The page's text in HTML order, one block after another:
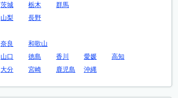
茨城 栃木
群馬
山梨
長野
奈良
和歌山
山口 徳島 香川 愛媛
高知
大分 宮崎 鹿児島 沖縄